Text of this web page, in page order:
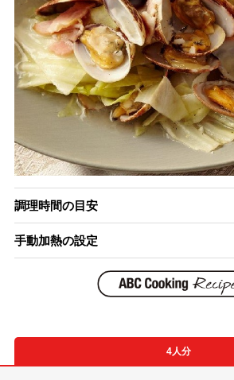
調理時間の目安
手動加熱の設定
4人分